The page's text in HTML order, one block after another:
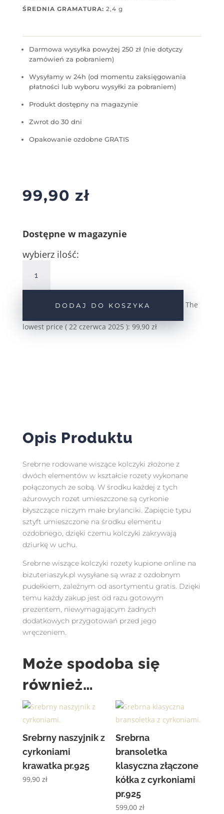
ŚREDNIA GRAMATURA: 2,4 g
Darmowa wysyłka powyżej 250 zł (nie dotyczy
zamówień za pobraniem)
Wysyłamy w 24h (od momentu zaksięgowania
płatności lub wyboru wysyłki za pobraniem)
Produkt dostępny na magazynie
Zwrot do 30 dni
Opakowanie ozdobne GRATIS
99,90 zł
Dostępne w magazynie
wybierz ilość:
Srebrne
kolczyki
z
DODAJ DO KOSZYKA The
lowest price (22 czerwca 2025 ): 99,90 zł
Opis Produktu
Srebrne rodowane wiszące kolczyki złożone z
dwóch elementów w kształcie rozety wykonane
połączonych ze sobą. W środku każdej z tych
ażurowych rozet umieszczone są cyrkonie
błyszczące niczym małe brylanciki. Zapięcie typu
sztyft umieszczone na środku elementu
ozdobnego, dzięki czemu kolczyki zakrywają
dziurkę w uchu.
Srebrne wiszące kolczyki rozety kupione online na
bizuteriaszyk.pl wysyłane są wraz z ozdobnym
pudełkiem, zależnym od asortymentu gratis. Dzięki
temu każdy zakup jest od razu gotowym
prezentem, niewymagającym żadnych
dodatkowych przygotowań przed jego
wręczeniem.
Może spodoba się
również…
Srebrny naszyjnik z
cyrkoniami
krawatka pr.925
99,90 zł
Srebrna
bransoletka
klasyczna złączone
kółka z cyrkoniami
pr.925
599,00zł